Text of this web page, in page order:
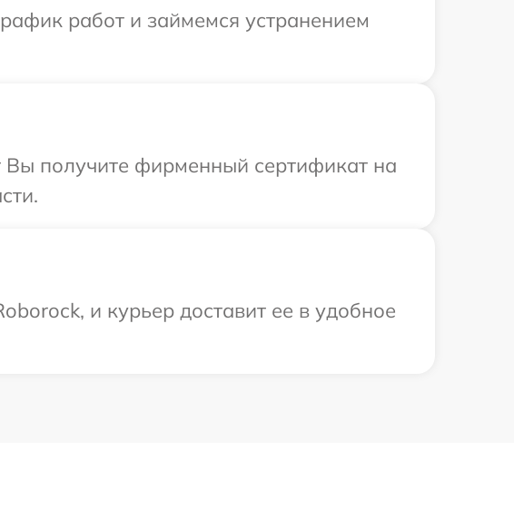
работ и займемся устранением
получите фирменный сертификат на
и курьер доставит ее в удобное